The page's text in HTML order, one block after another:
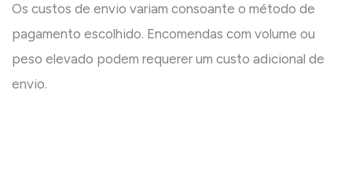
Os custos de envio variam consoante o método de
pagamento escolhido. Encomendas com volume ou
peso elevado podem requerer um custo adicional de
envio.